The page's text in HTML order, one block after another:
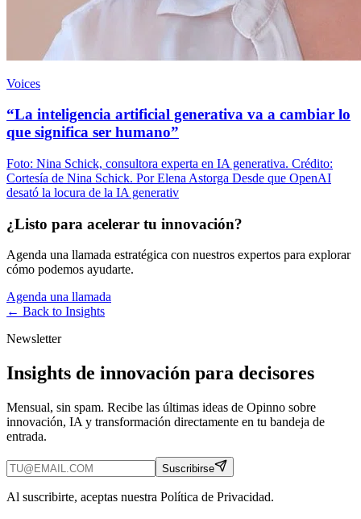
Voices
“La inteligencia artificial generativa va a cambiar lo
que significa ser humano”
Foto: Nina Schick, consultora experta en IA generativa. Crédito:
Cortesía de Nina Schick. Por Elena Astorga Desde que OpenAI
desató la locura de la IA generativ
¿Listo para acelerar tu innovación?
Agenda una llamada estratégica con nuestros expertos para explorar
cómo podemos ayudarte.
Agenda una llamada
← Back to Insights
Newsletter
Insights de innovación para decisores
Mensual, sin spam. Recibe las últimas ideas de Opinno sobre
innovación, IA y transformación directamente en tu bandeja de
entrada.
Suscribirse
Al suscribirte, aceptas nuestra Política de Privacidad.